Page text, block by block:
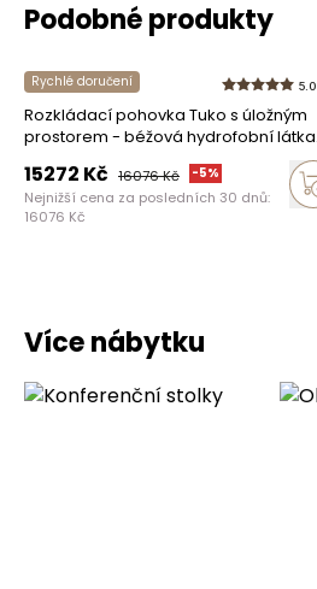
Podobné produkty
Rychlé doručení 5.0
Rozkládací pohovka Tuko s úložným
prostorem - béžová hydrofobní látka
15272 Kč 16076Kč -5%
Nejnižší cena za posledních 30 dnů:
16076 Kč
Více nábytku